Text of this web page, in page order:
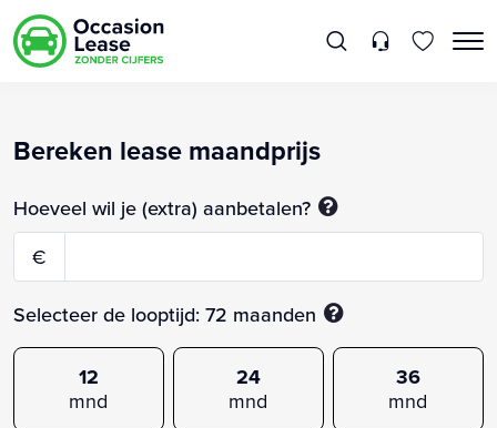
Bereken lease maandprijs
Hoeveel wil je (extra) aanbetalen?
€
Selecteer de looptijd: 72 maanden
12
mnd
24
mnd
36
mnd